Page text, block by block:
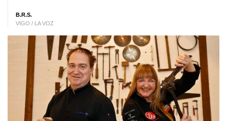
B.R.S.
VIGO / LA VOZ